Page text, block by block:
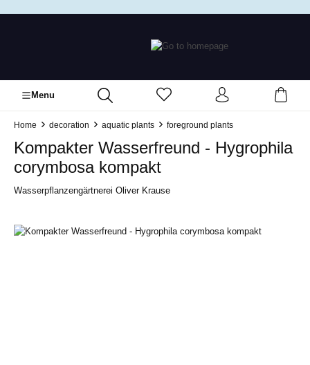
Menu
Home decoration aquatic plants foreground plants
Kompakter Wasserfreund - Hygrophila
corymbosa kompakt
Wasserpflanzengärtnerei Oliver Krause
Skip image gallery